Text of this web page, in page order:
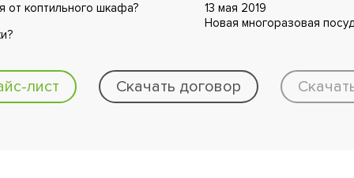
от коптильного шкафа?
13 мая 2019
Новая многоразовая
лист Скачать договор